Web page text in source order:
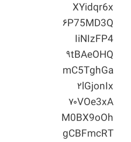
XYidqr6x
۶P75MD3Q
IiNIzFP4
۹tBAeOHQ
mC5TghGa
۲lGjonIx
۷۰VOe3xA
M0BX9oOh
gCBFmcRT